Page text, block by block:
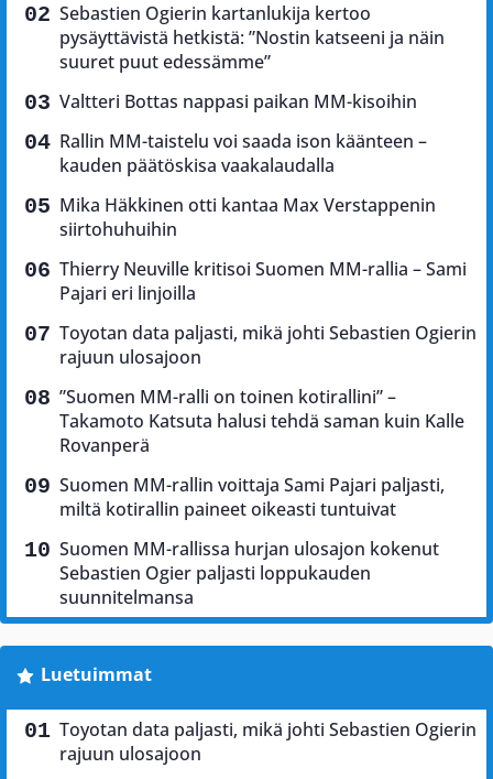
Sebastien Ogierin kartanlukija kertoo
pysäyttävistä hetkistä: ”Nostin katseeni ja näin
suuret puut edessämme”
Valtteri Bottas nappasi paikan MM-kisoihin
Rallin MM-taistelu voi saada ison käänteen –
kauden päätöskisa vaakalaudalla
Mika Häkkinen otti kantaa Max Verstappenin
siirtohuhuihin
Thierry Neuville kritisoi Suomen MM-rallia – Sami
Pajari eri linjoilla
Toyotan data paljasti, mikä johti Sebastien Ogierin
rajuun ulosajoon
”Suomen MM-ralli on toinen kotirallini” –
Takamoto Katsuta halusi tehdä saman kuin Kalle
Rovanperä
Suomen MM-rallin voittaja Sami Pajari paljasti,
miltä kotirallin paineet oikeasti tuntuivat
Suomen MM-rallissa hurjan ulosajon kokenut
Sebastien Ogier paljasti loppukauden
suunnitelmansa
Luetuimmat
Toyotan data paljasti, mikä johti Sebastien Ogierin
rajuun ulosajoon